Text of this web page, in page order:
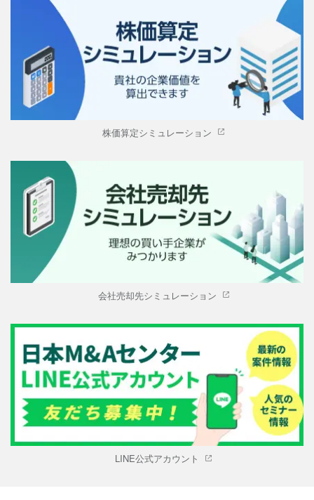
株価算定シミュレーション
会社売却先シミュレーション
LINE公式アカウント